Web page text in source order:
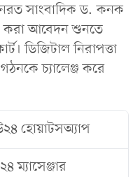
সাংবাদিক ড. কনক
করা আবেদন শুনতে
ডিজিটাল নিরাপত্তা
চ্যালেঞ্জ করে
হোয়াটসঅ্যাপ
ম্যাসেঞ্জার